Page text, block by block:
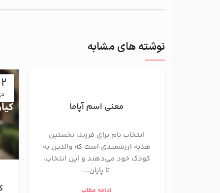
نوشته های مشابه
معنی اسم آپاما
انتخاب نام برای فرزند، نخستین
هدیه ارزشمندی است که والدین به
کودک خود می‌دهند و این انتخاب،
تا پایان...
ادامه مطلب